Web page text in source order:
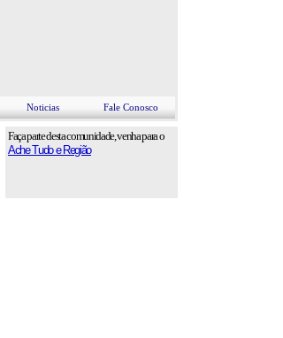
Noticias Fale Conosco
Faça parte desta comunidade, venha para o
Ache Tudo e Região